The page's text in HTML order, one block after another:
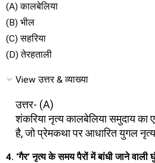
(A) कालबेलिया
(B) भील
(C) सहरिया
(D) तेरहताली
View उत्तर & व्याख्या
उत्तर- (A)
शंकरिया नृत्य कालबेलिया समुदाय
है, जो प्रेमकथा पर आधारित युगल नृत्य
4. ‘गैर’ नृत्य के समय पैरों में बांधी जाने